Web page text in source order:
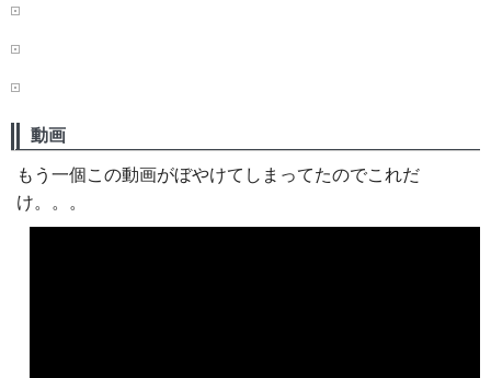
動画
もう一個この動画がぼやけてしまってたのでこれだ
け。。。